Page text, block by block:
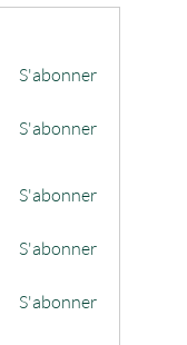
S'abonner
S'abonner
S'abonner
S'abonner
S'abonner